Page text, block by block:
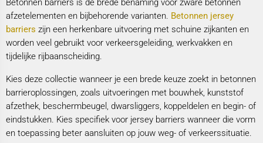
Betonnen barriers is de brede benaming voor zware betonnen
afzetelementen en bijbehorende varianten. Betonnen jersey
barriers zijn een herkenbare uitvoering met schuine zijkanten en
worden veel gebruikt voor verkeersgeleiding, werkvakken en
tijdelijke rijbaanscheiding.
Kies deze collectie wanneer je een brede keuze zoekt in betonnen
barrieroplossingen, zoals uitvoeringen met bouwhek, kunststof
afzethek, beschermbeugel, dwarsliggers, koppeldelen en begin- of
eindstukken. Kies specifiek voor jersey barriers wanneer die vorm
en toepassing beter aansluiten op jouw weg- of verkeerssituatie.